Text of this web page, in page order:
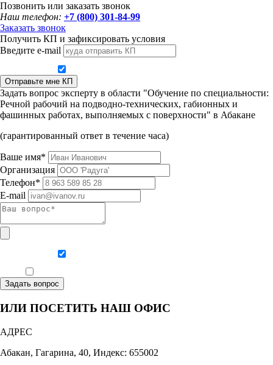
Позвонить или заказать звонок
Наш телефон: +7 (800) 301-84-99
Заказать звонок
Получить КП и зафиксировать условия
Введите e-mail
Отправьте мне КП
Задать вопрос эксперту в области "Обучение по специальности:
Речной рабочий на подводно-технических, габионных и
фашинных работах, выполняемых с поверхности" в Абакане
(гарантированный ответ в течение часа)
Ваше имя*
Организация
Телефон*
E-mail
Задать вопрос
ИЛИ ПОСЕТИТЬ НАШ ОФИС
АДРЕС
Абакан, Гагарина, 40, Индекс: 655002